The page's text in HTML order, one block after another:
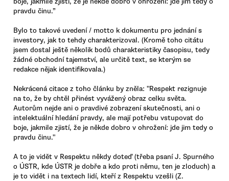
pravdu činu.”
Bylo to takové uvedení / motto k dokumentu pro jednání s
investory, jak to tehdy charakterizoval. (Kromě toho citátu
jsem dostal ještě několik bodů charakteristiky časopisu, tedy
žádné obchodní tajemství, ale určitě text, se kterým se
redakce nějak identifikovala.)
Nekrácená citace z toho článku by zněla: "Respekt rezignuje
na to, že by chtěl přinést vyvážený obraz celku světa.
Autorům nejde ani o pravdivé zobrazení skutečnosti, ani o
intelektuální hledání pravdy, ale mají potřebu vstupovat do
boje, jakmile zjistí, že je někde dobro v ohrožení: jde jim tedy o
pravdu činu."
A to je vidět v Respektu někdy doteď (třeba psaní J. Spurného
o ÚSTR, kde ÚSTR je dobře a kdo proti němu, ten je zloduch) a
je to vidět i na textech lidí, kteří z Respektu vzešli (Z.